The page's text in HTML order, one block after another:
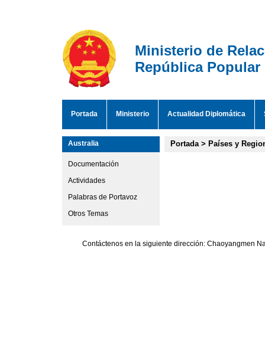
Ministerio de
República Popular
Portada Ministerio Actualidad Diplomática
Australia
Documentación
Actividades
Palabras de Portavoz
Otros Temas
Portada> Países y
Contáctenos en la siguiente dirección: Chaoyangmen